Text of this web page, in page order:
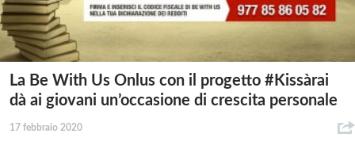
La Be With Us Onlus con il progetto #Kissàrai
dà ai giovani un’occasione di crescita personale
17 febbraio 2020